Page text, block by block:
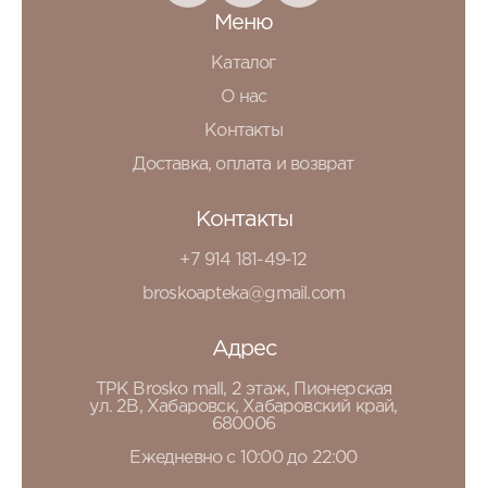
Меню
Каталог
О нас
Контакты
Доставка, оплата и возврат
Контакты
+7 914 181-49-12
broskoapteka@gmail.com
Адрес
ТРК Brosko mall, 2 этаж, Пионерская
ул. 2В, Хабаровск, Хабаровский край,
680006
Ежедневно с 10:00 до 22:00